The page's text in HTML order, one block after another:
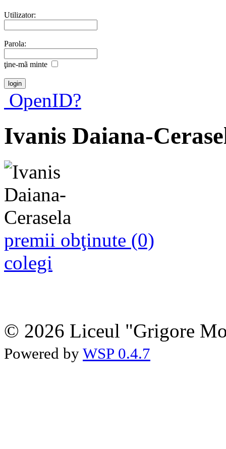
Utilizator:
Parola:
ţine-mã minte
OpenID?
Ivanis Daiana-
premii obţinute (0)
colegi
© 2026 Liceul "Grigore
Powered by WSP 0.4.7